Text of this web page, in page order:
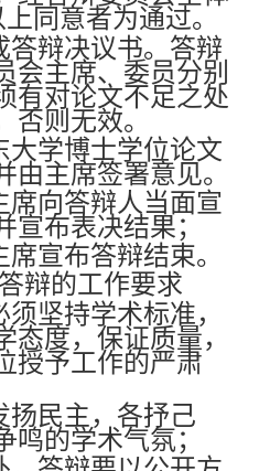
同意者为通过。
答辩决议书。答辩
会主席、委员分别
有对论文不足之处
否则无效。
大学博士学位论文
由主席签署意见。
席向答辩人当面宣
宣布表决结果；
宣布答辩结束。
辩的工作要求
坚持学术标准，
态度，保证质量，
授予工作的严肃
扬民主，各抒己
鸣的学术气氛；